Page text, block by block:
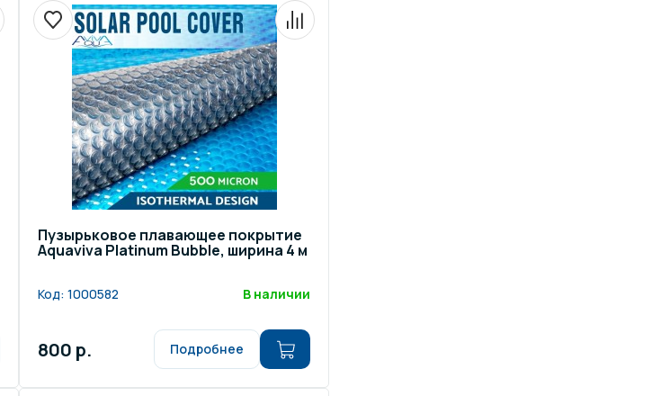
Пузырьковое плавающее покрытие
Aquaviva Platinum Bubble, ширина 4 м
Код: 1000582 В наличии
800 р. Подробнее